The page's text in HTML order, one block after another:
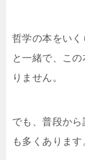
哲学の本をい
と一緒で、こ
りません。
でも、普段か
も多くあります